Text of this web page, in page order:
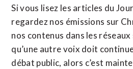
Si vous lisez les articles du
regardez nos émissions sur
nos contenus dans les
qu’une autre voix doit
débat public, alors c’est